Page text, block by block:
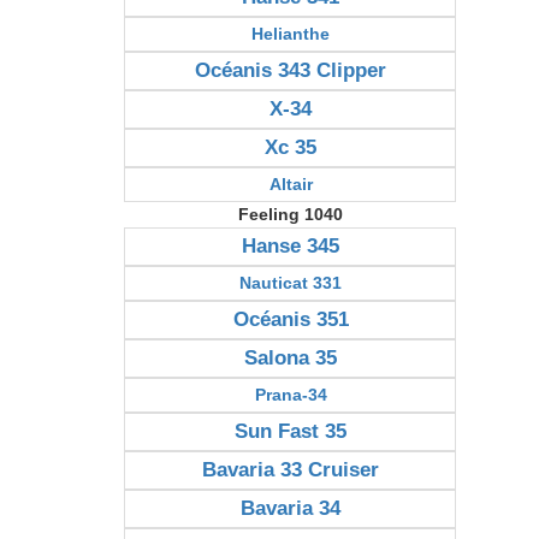
Helianthe
Océanis 343 Clipper
X-34
Xc 35
Altair
Feeling 1040
Hanse 345
Nauticat 331
Océanis 351
Salona 35
Prana-34
Sun Fast 35
Bavaria 33 Cruiser
Bavaria 34